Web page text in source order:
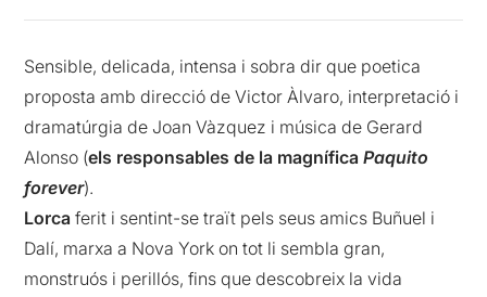
Sensible, delicada, intensa i sobra dir que poetica
proposta amb direcció de Victor Àlvaro, interpretació i
dramatúrgia de Joan Vàzquez i música de Gerard
Alonso (els responsables de la magníficaPaquito
forever).
Lorca ferit i sentint-se traït pels seus amics Buñuel i
Dalí, marxa a Nova York on tot li sembla gran,
monstruós i perillós, fins que descobreix la vida